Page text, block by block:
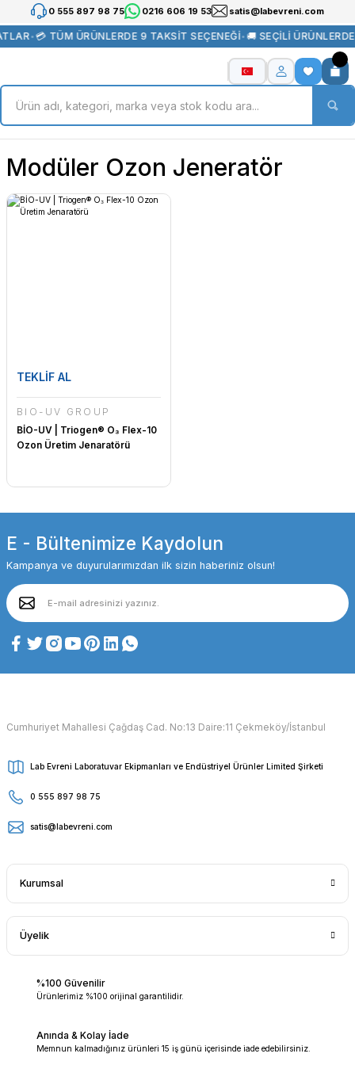
0 555 897 98 75 0216 606 19 53 satis@labevreni.com
•💳 TÜM ÜRÜNLERDE 9 TAKSİT SEÇENEĞİ•🚚 SEÇİLİ
Modüler Ozon Jeneratör
TEKLİF AL
BİO-UV GROUP
BİO-UV | Triogen® O₃ Flex-10
Ozon Üretim Jenaratörü
E - Bültenimize Kaydolun
Kampanya ve duyurularımızdan ilk sizin haberiniz olsun!
Cumhuriyet Mahallesi Çağdaş Cad. No:13 Daire:11 Çekmeköy/İstanbul
Lab Evreni Laboratuvar Ekipmanları ve Endüstriyel Ürünler Limited Şirketi
0 555 897 98 75
satis@labevreni.com
Kurumsal
Üyelik
%100 Güvenilir
Ürünlerimiz %100 orijinal garantilidir.
Anında & Kolay İade
Memnun kalmadığınız ürünleri 15 iş günü içerisinde iade edebilirsiniz.